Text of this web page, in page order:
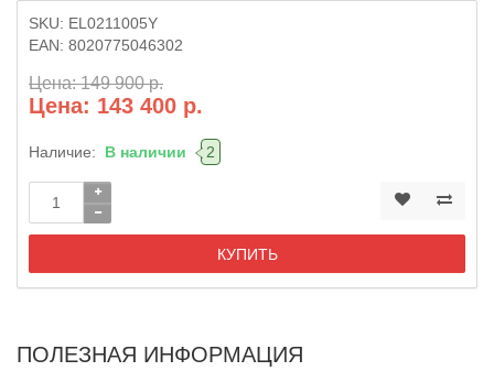
SKU: EL0211005Y
EAN: 8020775046302
Цена: 149 900 р.
Цена: 143 400 р.
Наличие: В наличии 2
КУПИТЬ
ПОЛЕЗНАЯ ИНФОРМАЦИЯ